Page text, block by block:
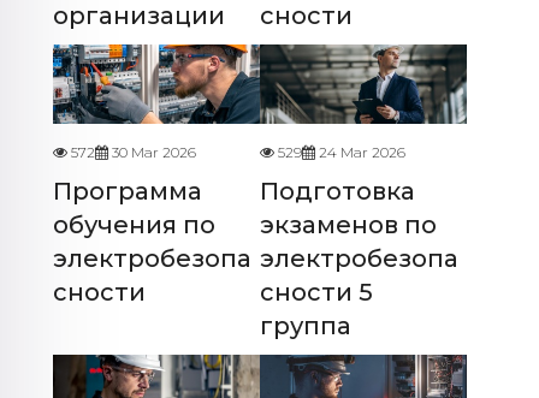
организации
сности
572 30 Mar 2026
Программа
обучения по
электробезопа
сности
529 24 Mar 2026
Подготовка
экзаменов по
электробезопа
сности 5
группа